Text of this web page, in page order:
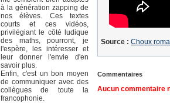
à la génération zapping de
nos élèves. Ces textes
courts et ces vidéos,
privilégiant le côté ludique
des maths, pourront, je
l'espère, les intéresser et
leur donner l'envie d'en
savoir plus.
Enfin, c'est un bon moyen
de communiquer avec des
collègues de toute la
francophonie.
Source : Choux
Commentaires
Aucun commentaire